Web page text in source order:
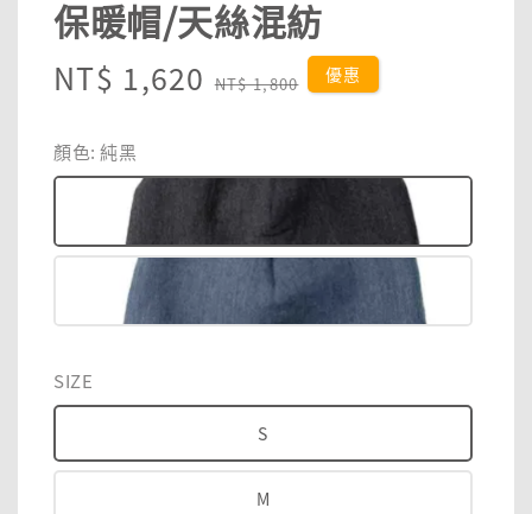
保暖帽/天絲混紡
Sale
NT$ 1,620 Regular
NT$ 1,800 優惠
顏色: 純黑
SIZE
S
M